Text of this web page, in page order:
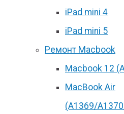
iPad mini 4
iPad mini 5
Ремонт Macbook
Macbook 12
MacBook Air
(A1369/